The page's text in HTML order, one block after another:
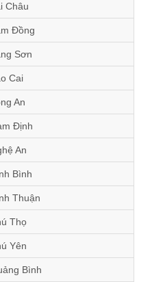
Châu
Đồng
Sơn
Cai
An
Định
An
Bình
Thuận
Thọ
Yên
Bình